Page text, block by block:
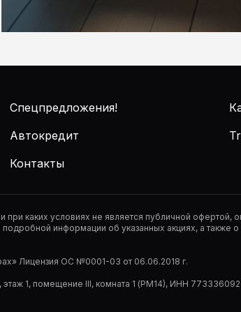
Спецпредложения!
Автокредит
Контакты
каких условиях не является публичной
информации об указанных акциях, а также
Лицензия ОС №0001-03 от 06.06.2018 г.
этаж 1, помещение III, комната 1 (РМ14), ИНН